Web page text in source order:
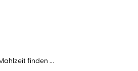
finden ...